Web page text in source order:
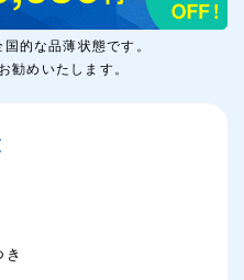
的な品薄状態です。
勧めいたします。
き